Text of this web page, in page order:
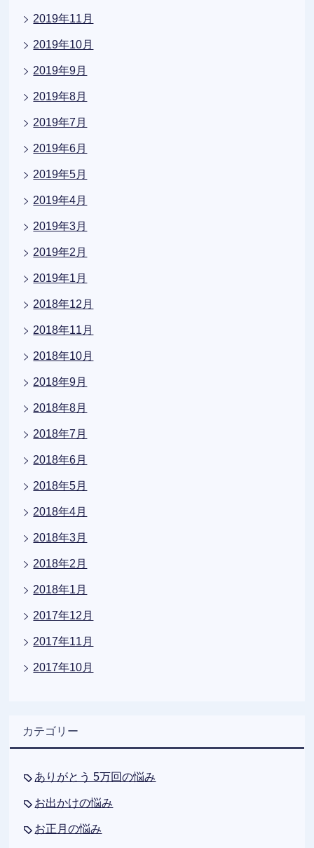
2019年11月
2019年10月
2019年9月
2019年8月
2019年7月
2019年6月
2019年5月
2019年4月
2019年3月
2019年2月
2019年1月
2018年12月
2018年11月
2018年10月
2018年9月
2018年8月
2018年7月
2018年6月
2018年5月
2018年4月
2018年3月
2018年2月
2018年1月
2017年12月
2017年11月
2017年10月
カテゴリー
ありがとう 5万回の悩み
お出かけの悩み
お正月の悩み